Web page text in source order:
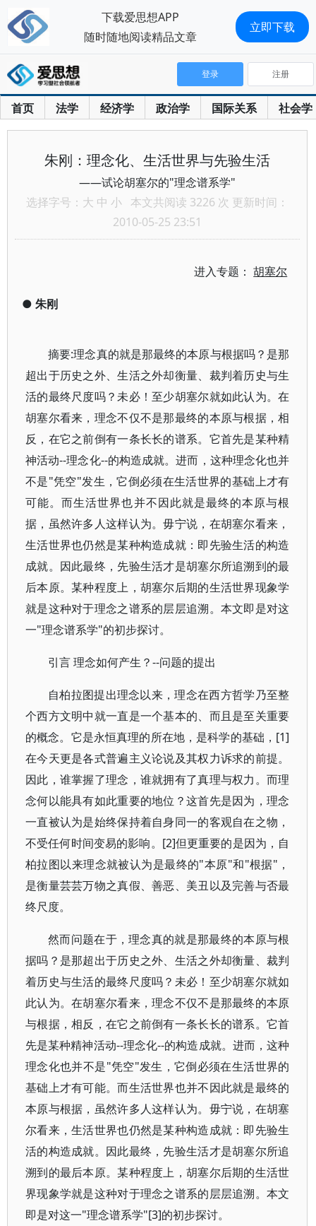
首页 法学 经济学 政治学 国际关系 社会学
登录 注册
朱刚：理念化、生活世界与先验生活
——试论胡塞尔的"理念谱系学"
选择字号： 大 中 小 本文共阅读 3226 次 更新时间：
2010-05-25 23:51
进入专题：胡塞尔
● 朱刚
摘要:理念真的就是那最终的本原与根据吗？是那
超出于历史之外、生活之外却衡量、裁判着历史与生
活的最终尺度吗？未必！至少胡塞尔就如此认为。在
胡塞尔看来，理念不仅不是那最终的本原与根据，相
反，在它之前倒有一条长长的谱系。它首先是某种精
神活动--理念化--的构造成就。进而，这种理念化也并
不是"凭空"发生，它倒必须在生活世界的基础上才有
可能。而生活世界也并不因此就是最终的本原与根
据，虽然许多人这样认为。毋宁说，在胡塞尔看来，
生活世界也仍然是某种构造成就：即先验生活的构造
成就。因此最终，先验生活才是胡塞尔所追溯到的最
后本原。某种程度上，胡塞尔后期的生活世界现象学
就是这种对于理念之谱系的层层追溯。本文即是对这
一"理念谱系学"的初步探讨。
引言 理念如何产生？--问题的提出
自柏拉图提出理念以来，理念在西方哲学乃至整
个西方文明中就一直是一个基本的、而且是至关重要
的概念。它是永恒真理的所在地，是科学的基础，[1]
在今天更是各式普遍主义论说及其权力诉求的前提。
因此，谁掌握了理念，谁就拥有了真理与权力。而理
念何以能具有如此重要的地位？这首先是因为，理念
一直被认为是始终保持着自身同一的客观自在之物，
不受任何时间变易的影响。[2]但更重要的是因为，自
柏拉图以来理念就被认为是最终的"本原"和"根据"，
是衡量芸芸万物之真假、善恶、美丑以及完善与否最
终尺度。
然而问题在于，理念真的就是那最终的本原与根
据吗？是那超出于历史之外、生活之外却衡量、裁判
着历史与生活的最终尺度吗？未必！至少胡塞尔就如
此认为。在胡塞尔看来，理念不仅不是那最终的本原
与根据，相反，在它之前倒有一条长长的谱系。它首
先是某种精神活动--理念化--的构造成就。进而，这种
理念化也并不是"凭空"发生，它倒必须在生活世界的
基础上才有可能。而生活世界也并不因此就是最终的
本原与根据，虽然许多人这样认为。毋宁说，在胡塞
尔看来，生活世界也仍然是某种构造成就：即先验生
活的构造成就。因此最终，先验生活才是胡塞尔所追
溯到的最后本原。某种程度上，胡塞尔后期的生活世
界现象学就是这种对于理念之谱系的层层追溯。本文
即是对这一"理念谱系学"[3]的初步探讨。
下载爱思想APP
随时随地阅读精品文章
立即下载